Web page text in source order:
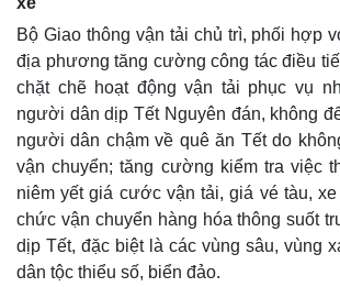
Pháp luật
Vụ án
Tin nóng
Quân sự -
Vũ khí
Bộ Giao thông vận tải chủ trì, phối hợp
địa phương tăng cường công tác điều
chặt chẽ hoạt động vận tải phục vụ
người dân dịp Tết Nguyên đán, không
người dân chậm về quê ăn Tết do
vận chuyển; tăng cường kiểm tra việc
niêm yết giá cước vận tải, giá vé tàu,
chức vận chuyển hàng hóa thông suốt
dịp Tết, đặc biệt là các vùng sâu, vùng
dân tộc thiểu số, biển đảo.